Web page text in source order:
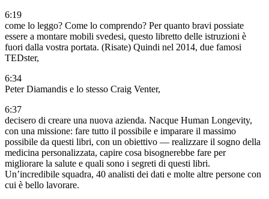
6:19
come lo leggo? Come lo comprendo? Per quanto bravi possiate
essere a montare mobili svedesi, questo libretto delle istruzioni è
fuori dalla vostra portata. (Risate) Quindi nel 2014, due famosi
TEDster,
6:34
Peter Diamandis e lo stesso Craig Venter,
6:37
decisero di creare una nuova azienda. Nacque Human Longevity,
con una missione: fare tutto il possibile e imparare il massimo
possibile da questi libri, con un obiettivo — realizzare il sogno della
medicina personalizzata, capire cosa bisognerebbe fare per
migliorare la salute e quali sono i segreti di questi libri.
Un’incredibile squadra, 40 analisti dei dati e molte altre persone con
cui è bello lavorare.